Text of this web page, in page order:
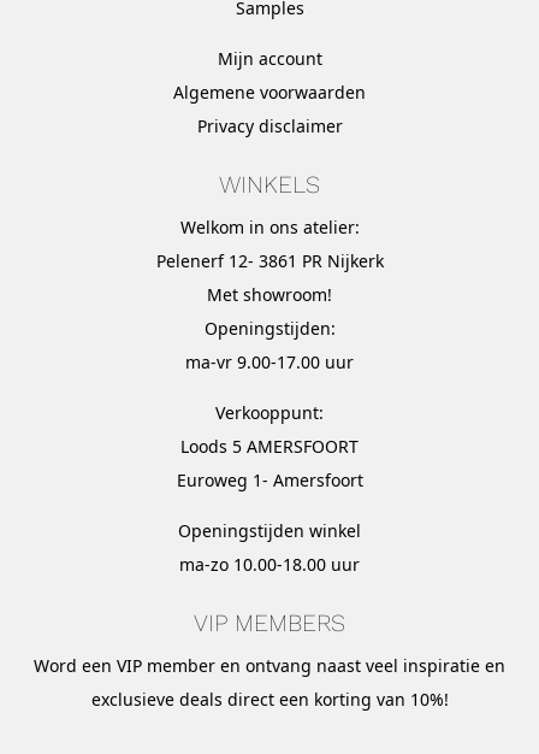
Samples
Mijn account
Algemene voorwaarden
Privacy disclaimer
WINKELS
Welkom in ons atelier:
Pelenerf 12- 3861 PR Nijkerk
Met showroom!
Openingstijden:
ma-vr 9.00-17.00 uur
Verkooppunt:
Loods 5 AMERSFOORT
Euroweg 1- Amersfoort
Openingstijden winkel
ma-zo 10.00-18.00 uur
VIP MEMBERS
Word een VIP member en ontvang naast veel inspiratie en
exclusieve deals direct een korting van 10%!